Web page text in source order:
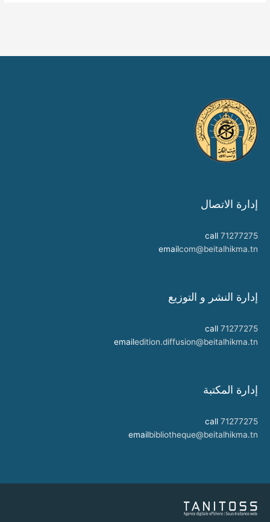
إدارة الاتصال
call 71277275
emailcom@beitalhikma.tn
إدارة النشر و التوزيع
call 71277275
emailedition.diffusion@beitalhikma.tn
إدارة المكتبة
call 71277275
emailbibliotheque@beitalhikma.tn